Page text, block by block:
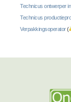
Technicus ontwerper
Technicus
Verpakkingsoperator(